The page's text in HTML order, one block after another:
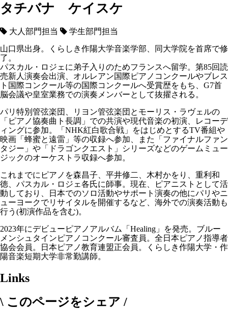
タチバナ ケイスケ
大人部門担当
学生部門担当
山口県出身。くらしき作陽大学音楽学部、同大学院を首席で修
了。
パスカル・ロジェに弟子入りのためフランスへ留学。第85回読
売新人演奏会出演、オルレアン国際ピアノコンクールやブレス
ト国際コンクール等の国際コンクールへ受賞歴をもち、G7首
脳会議や皇室業務での演奏メンバーとして抜擢される。
パリ特別管弦楽団、リヨン管弦楽団とモーリス・ラヴェルの
「ピアノ協奏曲ト長調」での共演や現代音楽の初演、レコーデ
ィングに参加。「NHK紅白歌合戦」をはじめとするTV番組や
映画「蜂蜜と遠雷」等の収録へ参加、また「ファイナルファン
タジー」や「ドラゴンクエスト」シリーズなどのゲームミュー
ジックのオーケストラ収録へ参加。
これまでにピアノを森昌子、平井修二、木村かをり、重利和
徳、パスカル・ロジェ各氏に師事。現在、ピアニストとして活
動しており、日本でのソロ活動やサポート演奏の他にパリやニ
ューヨークでリサイタルを開催するなど、海外での演奏活動も
行う(初演作品を含む)。
2023年にデビューピアノアルバム「Healing」を発売。ブルー
メンシュタインピアノコンクール審査員。全日本ピアノ指導者
協会会員。日本ピアノ教育連盟正会員。くらしき作陽大学・作
陽音楽短期大学非常勤講師。
Links
\ このページをシェア /